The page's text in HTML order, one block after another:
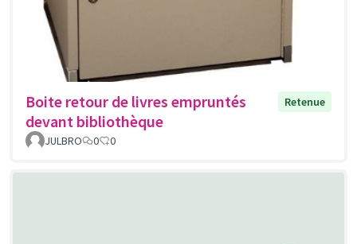
Boite retour de livres empruntés
devant bibliothèque
Retenue
JULBRO 0 0